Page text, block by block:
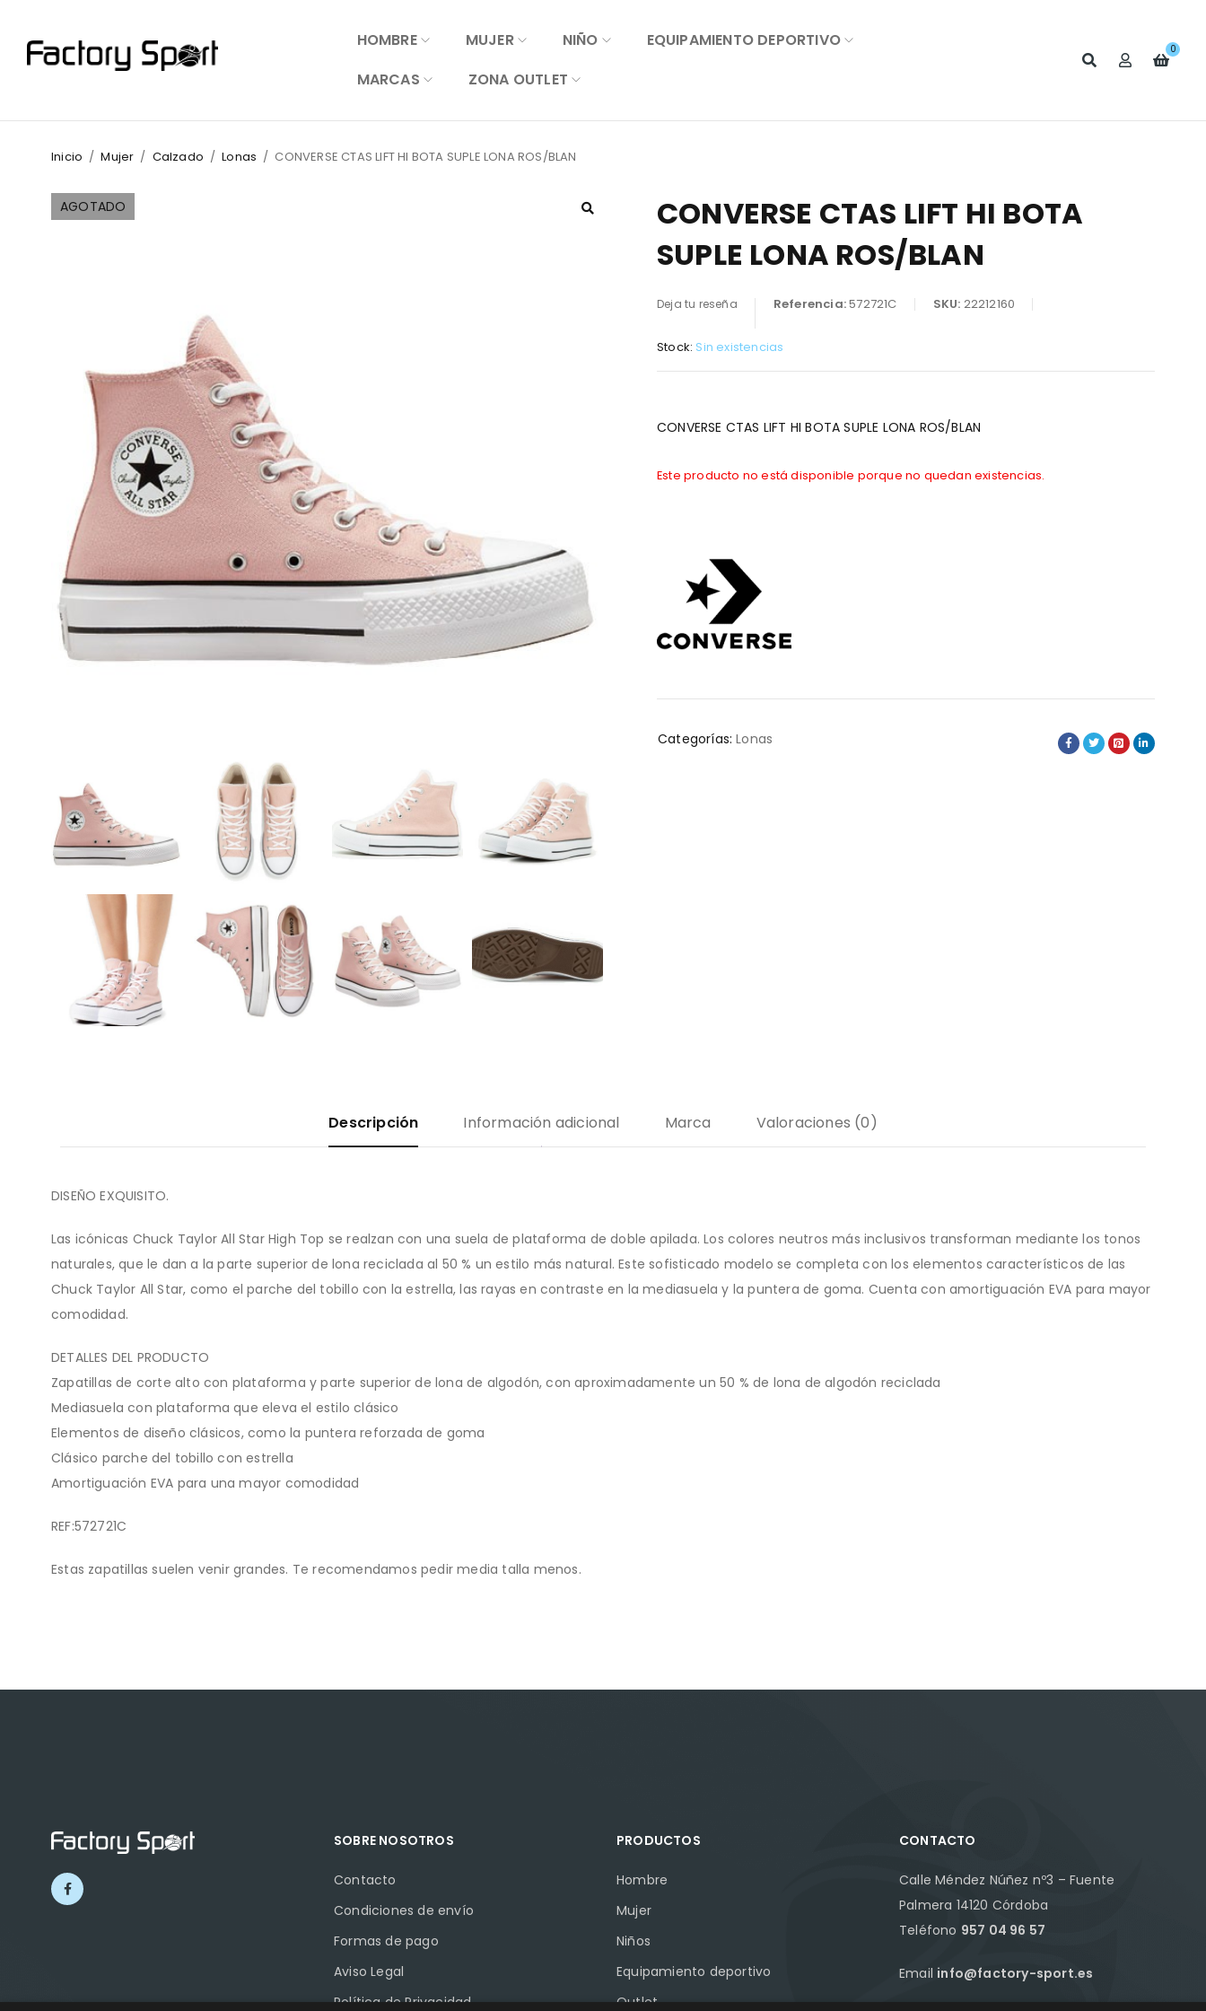
HOMBRE MUJER NIÑO
EQUIPAMIENTO DEPORTIVO
MARCAS
ZONA OUTLET
0
Inicio / Mujer / Calzado / Lonas / CONVERSE CTAS LIFT HI BOTA SUPLE LONA ROS/BLAN
AGOTADO
CONVERSE CTAS LIFT HI BOTA
SUPLE LONA ROS/BLAN
Deja tu reseña Referencia:572721C SKU: 22212160
Stock: Sin existencias
CONVERSE CTAS LIFT HI BOTA SUPLE LONA ROS/BLAN
Este producto no está disponible porque no quedan existencias.
Categorías: Lonas
Descripción Información adicional Marca Valoraciones (0)
DISEÑO EXQUISITO.
Las icónicas Chuck Taylor All Star High Top se realzan con una suela de plataforma de doble apilada. Los colores neutros más inclusivos transforman mediante los tonos
naturales, que le dan a la parte superior de lona reciclada al 50 % un estilo más natural. Este sofisticado modelo se completa con los elementos característicos de las
Chuck Taylor All Star, como el parche del tobillo con la estrella, las rayas en contraste en la mediasuela y la puntera de goma. Cuenta con amortiguación EVA para mayor
comodidad.
DETALLES DEL PRODUCTO
Zapatillas de corte alto con plataforma y parte superior de lona de algodón, con aproximadamente un 50 % de lona de algodón reciclada
Mediasuela con plataforma que eleva el estilo clásico
Elementos de diseño clásicos, como la puntera reforzada de goma
Clásico parche del tobillo con estrella
Amortiguación EVA para una mayor comodidad
REF:572721C
Estas zapatillas suelen venir grandes. Te recomendamos pedir media talla menos.
SOBRE NOSOTROS
Contacto
Condiciones de envío
Formas de pago
Aviso Legal
Política de Privacidad
PRODUCTOS
Hombre
Mujer
Niños
Equipamiento deportivo
Outlet
CONTACTO
Calle Méndez Núñez nº3 – Fuente
Palmera 14120 Córdoba
Teléfono 957 04 96 57
Email info@factory-sport.es